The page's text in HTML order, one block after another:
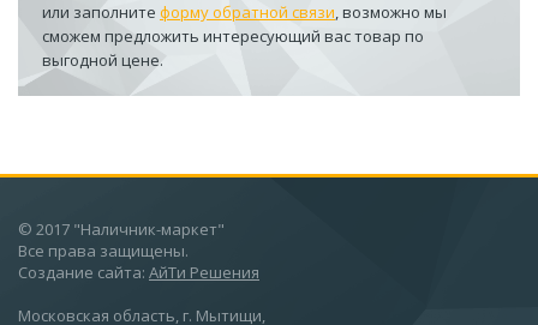
или заполните форму обратной связи, возможно мы
сможем предложить интересующий вас товар по
выгодной цене.
© 2017 "Наличник-маркет"
Все права защищены.
Создание сайта: АйТи Решения
Московская область, г. Мытищи,